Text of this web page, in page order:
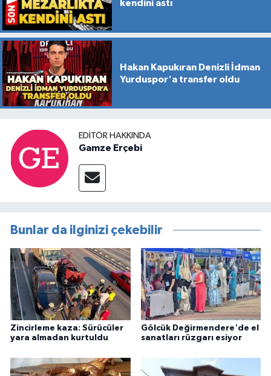
kendini astı
Hakan Kapukıran Denizli İdman
Yurduspor'a transfer oldu
EDITÖR HAKKINDA
Gamze Erçebi
Bunlar da ilginizi çekebilir
Zincirleme kaza: Sürücüler
yara almadan kurtuldu
Gölcük Değirmendere'de el
sanatları rüzgarı esiyor